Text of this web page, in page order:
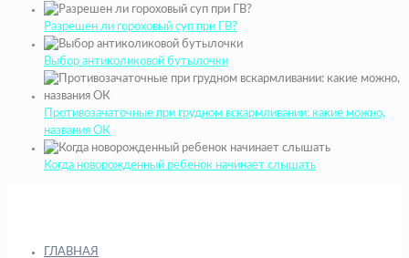
Разрешен ли гороховый суп при ГВ?
Выбор антиколиковой бутылочки
Противозачаточные при грудном вскармливании: какие можно,
названия ОК
Когда новорожденный ребенок начинает слышать
ГЛАВНАЯ